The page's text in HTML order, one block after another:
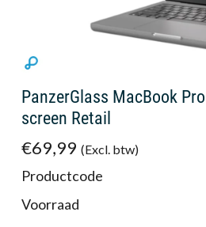
PanzerGlass MacBook
screen Retail
€69,99 (Excl. btw)
Productcode
Voorraad